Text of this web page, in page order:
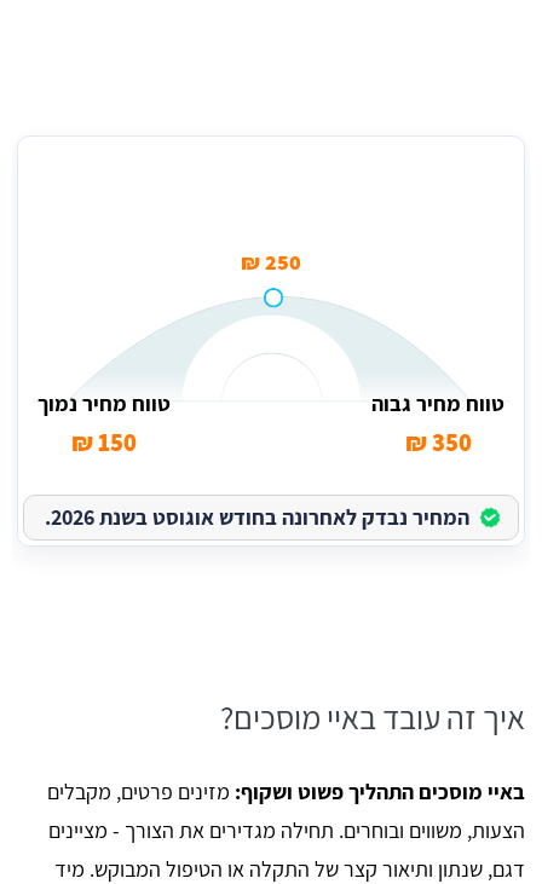
250 ₪
טווח מחיר גבוה
350 ₪
טווח מחיר נמוך
150 ₪
המחיר נבדק לאחרונה בחודש אוגוסט בשנת 2026.
איך זה עובד באיי מוסכים?
באיי מוסכים התהליך פשוט ושקוף: מזינים פרטים, מקבלים
הצעות, משווים ובוחרים. תחילה מגדירים את הצורך - מציינים
דגם, שנתון ותיאור קצר של התקלה או הטיפול המבוקש. מיד